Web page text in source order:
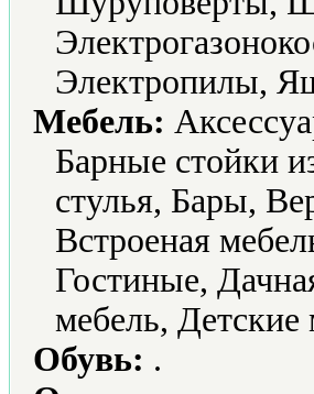
Электропилы,
Мебель:
Барные стойки
стулья, Бары,
Встроеная
Гостиные,
мебель, Детские
Обувь: .